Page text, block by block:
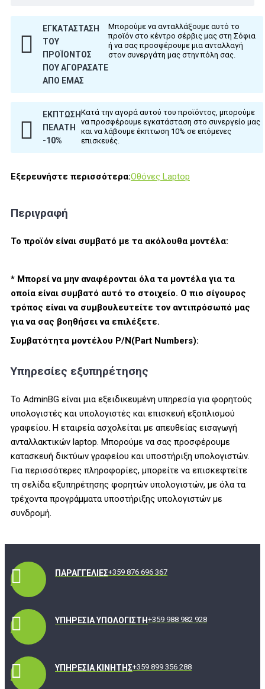
ΕΓΚΑΤΆΣΤΑΣΗ
ΤΟΥ
ΠΡΟΪΌΝΤΟΣ
ΠΟΥ ΑΓΟΡΆΣΑΤΕ
ΑΠΌ ΕΜΆΣ
Μπορούμε να ανταλλάξουμε αυτό το
προϊόν στο κέντρο σέρβις μας στη Σόφια
ή να σας προσφέρουμε μια ανταλλαγή
στον συνεργάτη μας στην πόλη σας.
ΈΚΠΤΩΣΗ
ΠΕΛΆΤΗ
-10%
Κατά την αγορά αυτού του προϊόντος, μπορούμε
να προσφέρουμε εγκατάσταση στο συνεργείο μας
και να λάβουμε έκπτωση 10% σε επόμενες
επισκευές.
Εξερευνήστε περισσότερα:Οθόνες Laptop
Περιγραφή
Το προϊόν είναι συμβατό με τα ακόλουθα μοντέλα:
* Μπορεί να μην αναφέρονται όλα τα μοντέλα για τα
οποία είναι συμβατό αυτό το στοιχείο. Ο πιο σίγουρος
τρόπος είναι να συμβουλευτείτε τον αντιπρόσωπό μας
για να σας βοηθήσει να επιλέξετε.
Συμβατότητα μοντέλου P/N(Part Numbers):
Υπηρεσίες εξυπηρέτησης
Το AdminBG είναι μια εξειδικευμένη υπηρεσία για φορητούς
υπολογιστές και υπολογιστές και επισκευή εξοπλισμού
γραφείου. Η εταιρεία ασχολείται με απευθείας εισαγωγή
ανταλλακτικών laptop. Μπορούμε να σας προσφέρουμε
κατασκευή δικτύων γραφείου και υποστήριξη υπολογιστών.
Για περισσότερες πληροφορίες, μπορείτε να επισκεφτείτε
τη σελίδα εξυπηρέτησης φορητών υπολογιστών, με όλα τα
τρέχοντα προγράμματα υποστήριξης υπολογιστών με
συνδρομή.
ΠΑΡΑΓΓΕΛΊΕΣ+359 876 696 367
ΥΠΗΡΕΣΊΑ ΥΠΟΛΟΓΙΣΤΉ +359 988 982 928
ΥΠΗΡΕΣΊΑ ΚΙΝΗΤΉΣ+359 899 356 288